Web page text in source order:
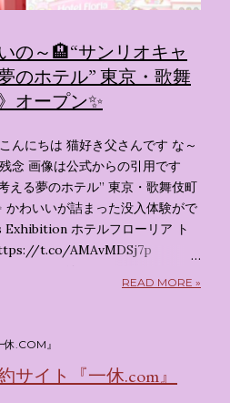
の～🏨“サンリオキャ
のホテル” 東京・歌舞
オープン✨️
んにちは 猫好き父さんです な～
念 画像は公式からの引用です
える夢のホテル” 東京・歌舞伎町
かわいいが詰まった没入体験がで
ホテルフローリア ト
t.co/AMAvMDSj7p
— オリコンニュース
ルフローリア トーキョー
東京・新宿でスタートする サン
・没入型展示イベント の名称で
READ MORE »
.COM』
イト『一休.com』